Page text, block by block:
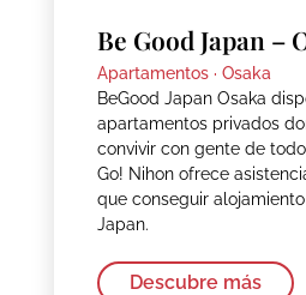
Be Good Japan –
Apartamentos · Osaka
BeGood Japan Osaka
apartamentos privados
convivir con gente de
Go! Nihon ofrece
que conseguir
Japan.
Descubre más